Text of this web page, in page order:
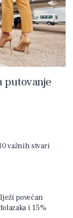
putovanje
važnih stvari
povećan
i 15%